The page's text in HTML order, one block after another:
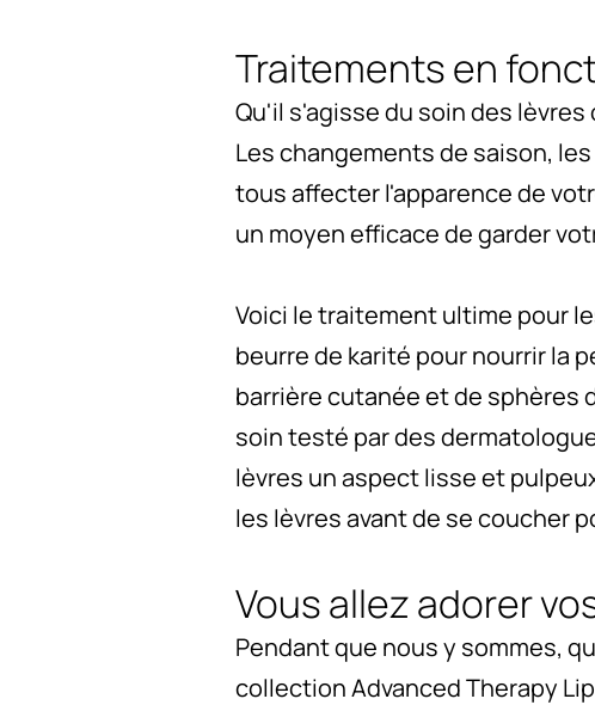
Traitements en
Qu'il s'agisse du soin des
Les changements de saison,
tous affecter l'apparence de
un moyen efficace de garder
Voici le traitement ultime pour
beurre de karité pour nourrir la
barrière cutanée et de sphères
soin testé par des
lèvres un aspect lisse et
les lèvres avant de se coucher
Vous allez adorer
Pendant que nous y sommes,
collection Advanced Therapy